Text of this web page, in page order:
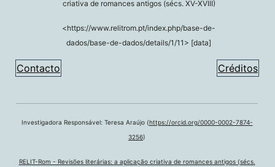
criativa de romances antigos (sécs. XV-XVIII)
<https://www.relitrom.pt/index.php/base-de-
dados/base-de-dados/details/1/11> [data]
Contacto Créditos
Investigadora Responsável: Teresa Araújo (https://orcid.org/0000-0002-7874-
3256)
RELIT-Rom - Revisões literárias: a aplicação criativa de romances antigos (sécs.